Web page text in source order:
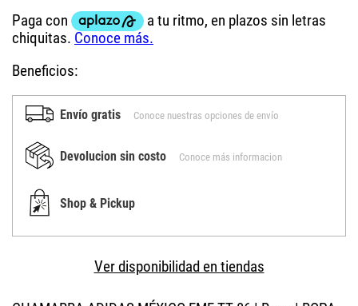
Beneficios:
Envío gratis Conoce nuestras opciones de envío
Devolucion sin costo Conoce más informacion
Shop & Pickup
Ver disponibilidad en tiendas